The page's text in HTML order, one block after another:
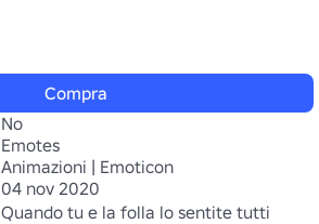
Compra
No
Emotes
Animazioni | Emoticon
04 nov 2020
Quando tu e la folla lo sentite tutti